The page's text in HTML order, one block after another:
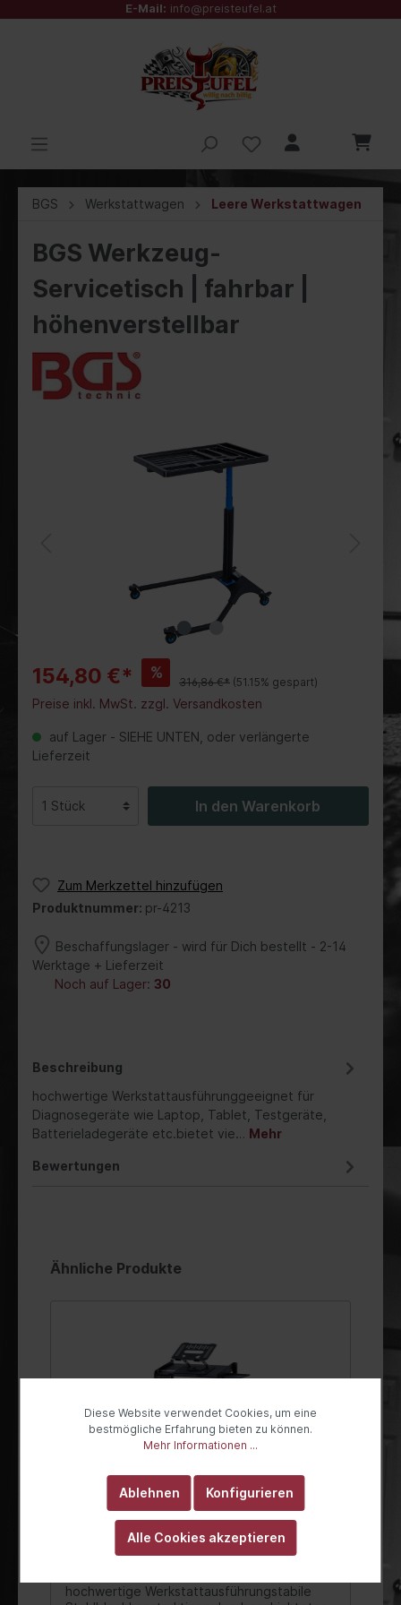
E-Mail: info@preisteufel.at
BGS Werkstattwagen Leere Werkstattwagen
BGS Werkzeug-
Servicetisch | fahrbar |
höhenverstellbar
154,80 €* %
316,86 €* (51.15% gespart)
Preise inkl. MwSt. zzgl. Versandkosten
auf Lager - SIEHE UNTEN, oder verlängerte
Lieferzeit
In den Warenkorb
Zum Merkzettel hinzufügen
Produktnummer: pr-4213
Beschaffungslager - wird für Dich bestellt - 2-14
Werktage + Lieferzeit
Noch auf Lager: 30
Beschreibung
hochwertige Werkstattausführunggeeignet für
Diagnosegeräte wie Laptop, Tablet, Testgeräte,
Batterieladegeräte etc.bietet vie… Mehr
Bewertungen
Ähnliche Produkte
BGS Diagnosetisch | fahrbar
hochwertige Werkstattausführungstabile
Diese Website verwendet Cookies, um eine
bestmögliche Erfahrung bieten zu können.
Mehr Informationen ...
Ablehnen Konfigurieren
Alle Cookies akzeptieren